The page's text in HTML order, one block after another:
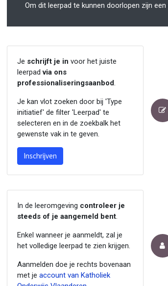
Om dit leerpad te kunnen doorlopen zijn
Je schrijft je in voor het juiste
leerpadvia ons
professionaliseringsaanbod
Je kan vlot zoeken door bij 'Type
initiatief' de filter 'Leerpad' te
selecteren en in de zoekbalk het
gewenste vak in te geven.
Inschrijven
In de leeromgeving controleer je
steeds of je aangemeld bent
Enkel wanneer je aanmeldt, zal je
het volledige leerpad te zien krijgen.
Aanmelden doe je rechts bovenaan
met je account van Katholiek